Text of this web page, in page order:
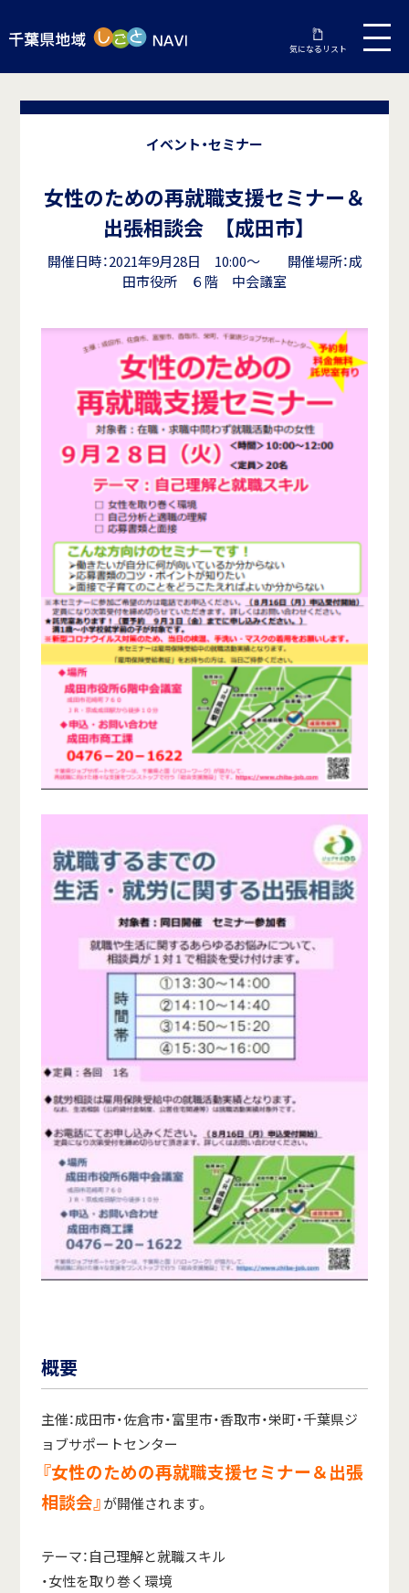
気になるリスト
イベント・セミナー
女性のための再就職支援セミナー＆
出張相談会 【成田市】
開催日時：2021年9月28日 10:00～ 開催場所：成
田市役所 ６階 中会議室
概要
主催：成田市・佐倉市・富里市・香取市・栄町・千葉県ジ
ョブサポートセンター
『女性のための再就職支援セミナー＆出張
相談会』が開催されます。
テーマ：自己理解と就職スキル
・女性を取り巻く環境